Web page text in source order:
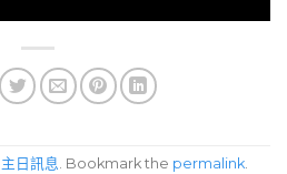
主日訊息. Bookmark the permalink.